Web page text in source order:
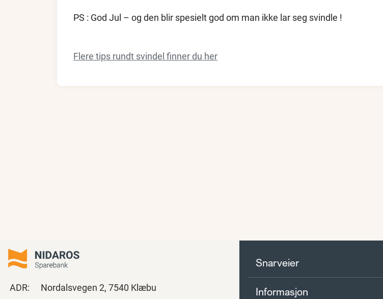
PS : God Jul – og den blir spesielt god om man ikke lar seg svindle !
Flere tips rundt svindel finner du her
Snarveier
Informasjon
ADR: Nordalsvegen 2, 7540 Klæbu